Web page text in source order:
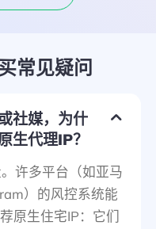
常见疑问
社媒，为什
生代理IP？
许多平台（如亚马
）的风控系统能
原生住宅IP：它们